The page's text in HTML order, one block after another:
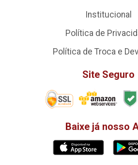
Institucional
Política de
Política de Troca e
Site Seguro
Baixe já nosso